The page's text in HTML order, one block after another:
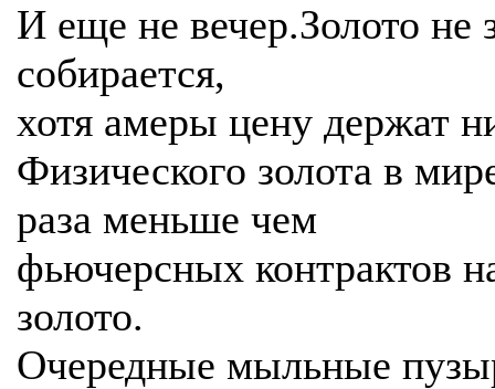
И еще не вечер.Золото не
собирается,
хотя амеры цену держат
Физического золота в
раза меньше чем
фьючерсных контрактов
золото.
Очередные мыльные